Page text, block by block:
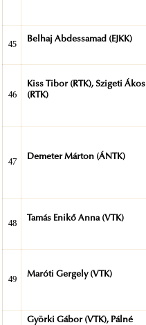
45
Belhaj Abdessamad (EJKK)
46
Kiss Tibor (RTK), Szigeti Ákos
(RTK)
47
Demeter Márton (ÁNTK)
48
Tamás Enikő Anna (VTK)
49
Maróti Gergely (VTK)
Györki Gábor (VTK), Pálné